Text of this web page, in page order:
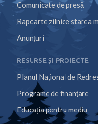
Comunicate de presă
Rapoarte zilnice starea
Anunțuri
RESURSE ȘI PROIECTE
Planul Național de
Programe de finanțare
Educația pentru mediu